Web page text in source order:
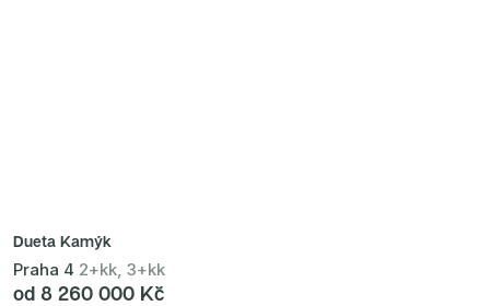
Dueta Kamýk
Praha 4 2+kk, 3+kk
od 8 260 000 Kč